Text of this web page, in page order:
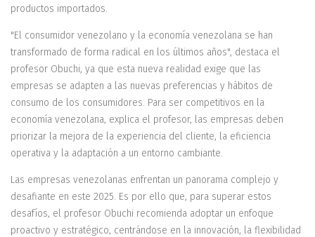
productos importados.
"El consumidor venezolano y la economía venezolana se han
transformado de forma radical en los últimos años", destaca el
profesor Obuchi, ya que esta nueva realidad exige que las
empresas se adapten a las nuevas preferencias y hábitos de
consumo de los consumidores. Para ser competitivos en la
economía venezolana, explica el profesor, las empresas deben
priorizar la mejora de la experiencia del cliente, la eficiencia
operativa y la adaptación a un entorno cambiante.
Las empresas venezolanas enfrentan un panorama complejo y
desafiante en este 2025. Es por ello que, para superar estos
desafíos, el profesor Obuchi recomienda adoptar un enfoque
proactivo y estratégico, centrándose en la innovación, la flexibilidad